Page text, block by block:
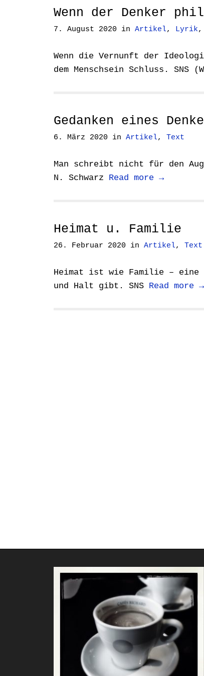
Wenn der Denker
7. August 2020 in Artikel, Lyrik,
Wenn die Vernunft der
dem Menschsein Schluss. SNS
Gedanken eines
6. März 2020 in Artikel, Text
Man schreibt nicht für den
N. Schwarz Read more →
Heimat u. Familie
26. Februar 2020 in Artikel, Text
Heimat ist wie Familie – eine
und Halt gibt. SNS Read more →